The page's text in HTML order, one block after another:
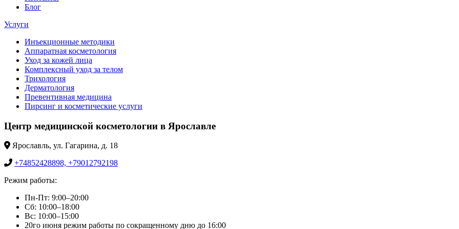
Блог
Услуги
Инъекционные методики
Аппаратная косметология
Уход за кожей лица
Комплексный уход за телом
Трихология
Дерматология
Превентивная медицина
Пирсинг и косметические услуги
Центр медицинской косметологии в Ярославле
Ярославль, ул. Гагарина, д. 18
+74852428898, +79012792198
Режим работы:
Пн-Пт: 9:00–20:00
Сб: 10:00–18:00
Вс: 10:00–15:00
20го июня режим работы по сокращенному дню до 16:00